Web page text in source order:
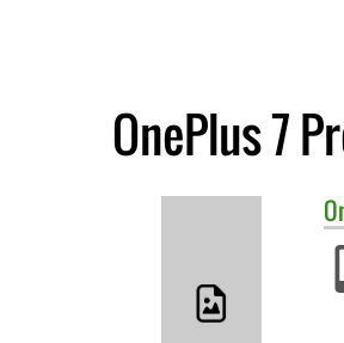
OnePlus 7